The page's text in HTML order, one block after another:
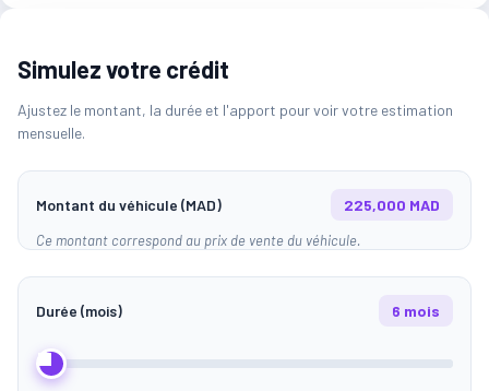
Simulez votre crédit
Ajustez le montant, la durée et l'apport pour voir votre estimation
mensuelle.
Montant du véhicule (MAD) 225,000 MAD
Ce montant correspond au prix de vente du véhicule.
Durée (mois) 6 mois